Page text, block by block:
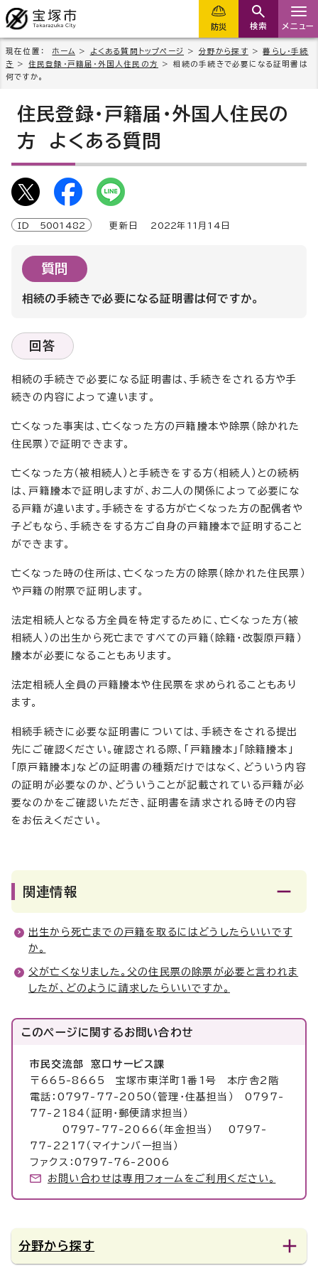
防災 検索 メニュー
現在位置： ホーム > よくある質問トップページ > 分野から探す >暮らし・手続
き
> 住民登録・戸籍届・外国人住民の方
> 相続の手続きで必要になる証明書は
何ですか。
住民登録・戸籍届・外国人住民の
方 よくある質問
ID 5001482 更新日 2022年 11 月 14 日
質問
相続の手続きで必要になる証明書は何ですか。
回答
相続の手続きで必要になる証明書は、手続きをされる方や手
続きの内容によって違います。
亡くなった事実は、亡くなった方の戸籍謄本や除票（除かれた
住民票）で証明できます。
亡くなった方（被相続人）と手続きをする方（相続人）との続柄
は、戸籍謄本で証明しますが、お二人の関係によって必要にな
る戸籍が違います。手続きをする方が亡くなった方の配偶者や
子どもなら、手続きをする方ご自身の戸籍謄本で証明すること
ができます。
亡くなった時の住所は、亡くなった方の除票（除かれた住民票）
や戸籍の附票で証明します。
法定相続人となる方全員を特定するために、亡くなった方（被
相続人）の出生から死亡まですべての戸籍（除籍・改製原戸籍）
謄本が必要になることもあります。
法定相続人全員の戸籍謄本や住民票を求められることもあり
ます。
相続手続きに必要な証明書については、手続きをされる提出
先にご確認ください。確認される際、「戸籍謄本」「除籍謄本」
「原戸籍謄本」などの証明書の種類だけではなく、どういう内容
の証明が必要なのか、どういうことが記載されている戸籍が必
要なのかをご確認いただき、証明書を請求される時その内容
をお伝えください。
関連情報
出生から死亡までの戸籍を取るにはどうしたらいいです
か。
父が亡くなりました。父の住民票の除票が必要と言われま
したが、どのように請求したらいいですか。
このページに関するお問い合わせ
市民交流部 窓口サービス課
〒665-8665 宝塚市東洋町1番1号 本庁舎2階
電話：0797-77-2050（管理・住基担当） 0797-
77-2184（証明・郵便請求担当）
0797-77-2066（年金担当） 0797-
77-2217（マイナンバー担当）
ファクス：0797-76-2006
お問い合わせは専用フォームをご利用ください。
分野から探す